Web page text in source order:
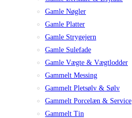
Gamle Nøgler
Gamle Platter
Gamle Strygejern
Gamle Sulefade
Gamle Vægte & Vægtlodder
Gammelt Messing
Gammelt Pletsølv & Sølv
Gammelt Porcelæn & Service
Gammelt Tin